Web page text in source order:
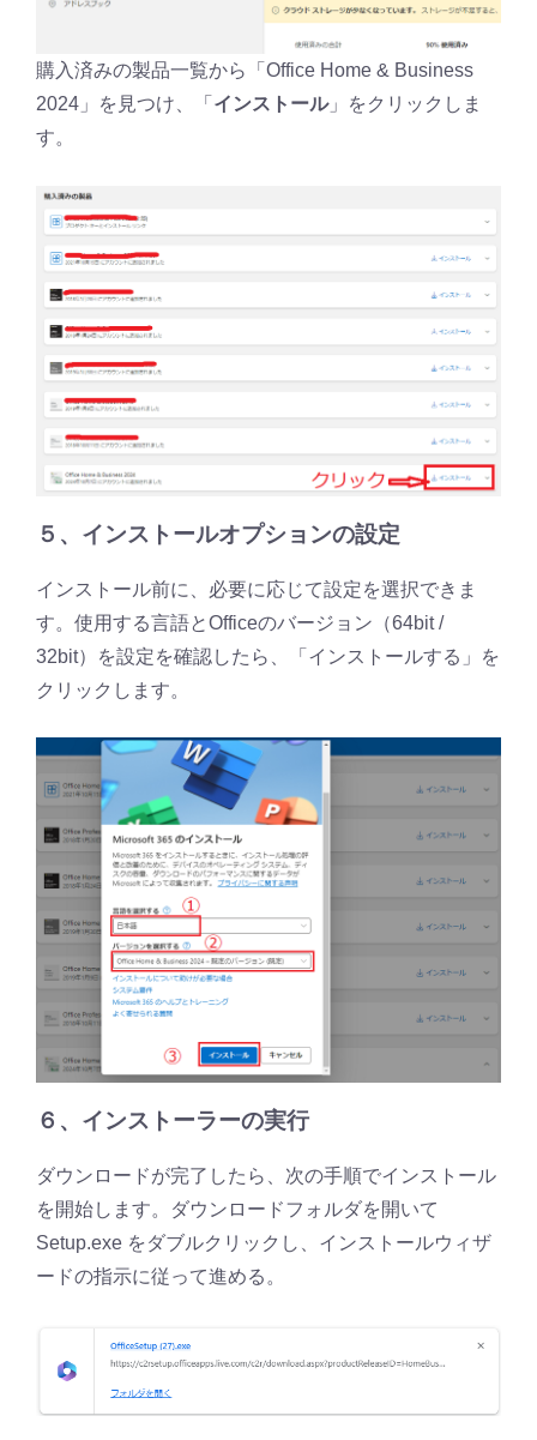
購入済みの製品一覧から「Office Home & Business
2024」を見つけ、「 インストール」をクリックしま
す。
５、インストールオプションの設定
インストール前に、必要に応じて設定を選択できま
す。使用する言語とOfficeのバージョン（64bit /
32bit）を設定を確認したら、「インストールする」を
クリックします。
６、 インストーラーの実行
ダウンロードが完了したら、次の手順でインストール
を開始します。ダウンロードフォルダを開いて
Setup.exe をダブルクリックし、インストールウィザ
ードの指示に従って進める。